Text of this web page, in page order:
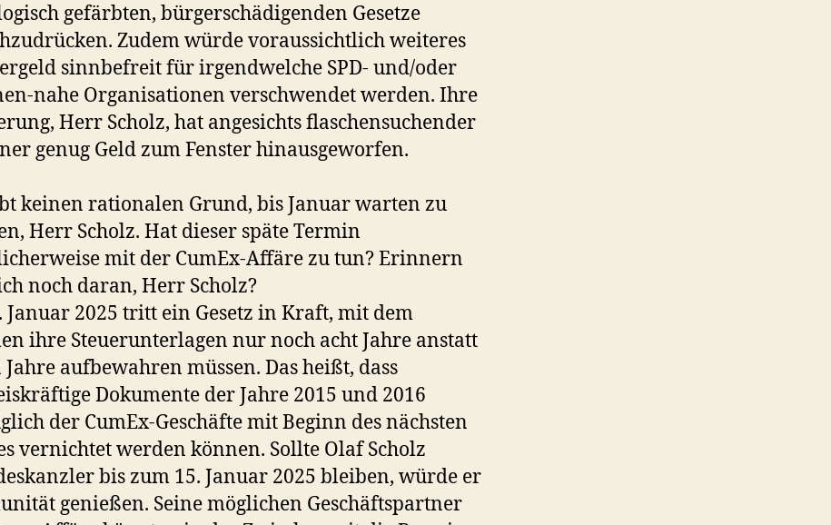
gefärbten, bürgerschädigenden Gesetze
Zudem würde voraussichtlich weiteres
sinnbefreit für irgendwelche SPD- und/oder
nahe Organisationen verschwendet werden. Ihre
Herr Scholz, hat angesichts flaschensuchender
genug Geld zum Fenster hinausgeworfen.
keinen rationalen Grund, bis Januar warten zu
Herr Scholz. Hat dieser späte Termin
mit der CumEx-Affäre zu tun? Erinnern
noch daran, Herr Scholz?
Januar 2025 tritt ein Gesetz in Kraft, mit dem
ihre Steuerunterlagen nur noch acht Jahre anstatt
Jahre aufbewahren müssen. Das heißt, dass
Dokumente der Jahre 2015 und 2016
der CumEx-Geschäfte mit Beginn des nächsten
vernichtet werden können. Sollte Olaf Scholz
bis zum 15. Januar 2025 bleiben, würde er
genießen. Seine möglichen Geschäftspartner